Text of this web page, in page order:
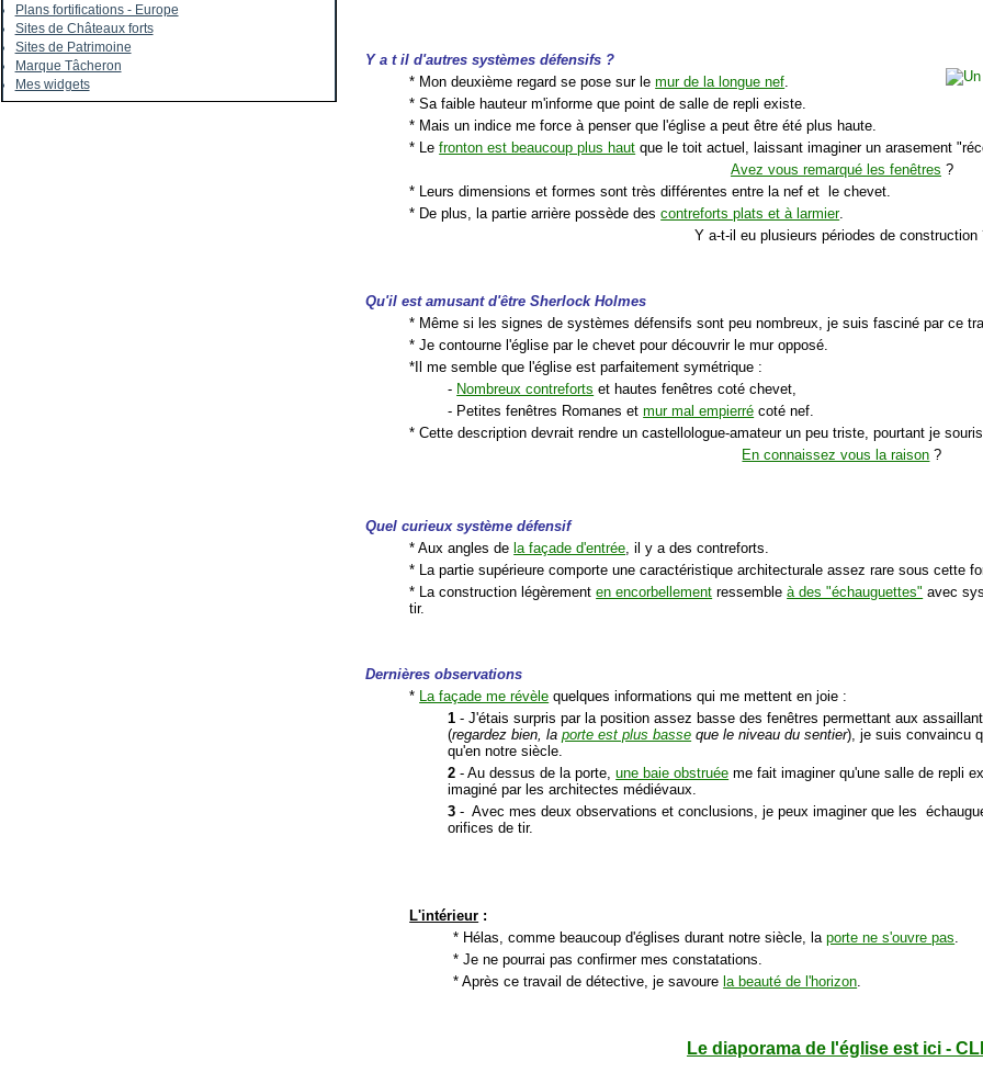
Plans fortifications - Europe
Sites de Châteaux forts
Sites de Patrimoine
Marque Tâcheron
Mes widgets
Y a t il d'autres systèmes défensifs ?
* Mon deuxième regard se pose sur lemur de la longue nef.
* Sa faible hauteur m'informe que point de salle de repli existe.
* Mais un indice me force à penser que l'église a peut être été plus haute.
* Lefronton est beaucoup plus haut que le toit actuel, laissant imaginer un arasement
Avez vous remarqué les fenêtres ?
* Leurs dimensions et formes sont très différentes entre la nef et le chevet.
* De plus, la partie arrière possède descontreforts plats et à larmier.
Y a-t-il eu plusieurs périodes de construction
Qu'il est amusant d'être Sherlock Holmes
* Même si les signes de systèmes défensifs sont peu nombreux, je suis fasciné par ce
* Je contourne l'église par le chevet pour découvrir le mur opposé.
*Il me semble que l'église est parfaitement symétrique :
- Nombreux contreforts et hautes fenêtres coté chevet,
- Petites fenêtres Romanes etmur mal empierré coté nef.
* Cette description devrait rendre un castellologue-amateur un peu triste, pourtant je
En connaissez vous la raison ?
Quel curieux système défensif
* Aux angles de la façade d'entrée, il y a des contreforts.
* La partie supérieure comporte une caractéristique architecturale assez rare sous cette
* La construction légèrementen encorbellement ressembleà des "échauguettes" avec
tir.
Dernières observations
* La façade me révèle quelques informations qui me mettent en joie :
1 - J'étais surpris par la position assez basse des fenêtres permettant aux
(regardez bien, laporte est plus basse que le niveau du sentier), je suis convaincu
qu'en notre siècle.
2 - Au dessus de la porte,une baie obstruée me fait imaginer qu'une salle de repli
imaginé par les architectes médiévaux.
3 - Avec mes deux observations et conclusions, je peux imaginer que les
orifices de tir.
L'intérieur :
* Hélas, comme beaucoup d'églises durant notre siècle, laporte ne s'ouvre pas.
* Je ne pourrai pas confirmer mes constatations.
* Après ce travail de détective, je savoure la beauté de l'horizon.
Le diaporama de l'église est ici -